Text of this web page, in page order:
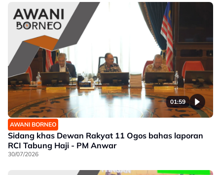
01:59
AWANI BORNEO
Sidang khas Dewan Rakyat 11 Ogos bahas laporan
RCI Tabung Haji - PM Anwar
30/07/2026